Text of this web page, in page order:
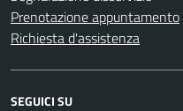
Prenotazione appuntamento
Richiesta d'assistenza
SEGUICI SU